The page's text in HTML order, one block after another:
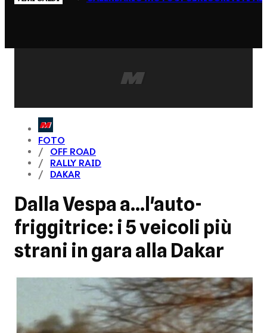
FOTO
OFF ROAD
RALLY RAID
DAKAR
Dalla Vespa a...l'auto-
friggitrice: i 5 veicoli più
strani in gara alla Dakar